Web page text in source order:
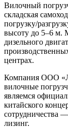
Вилочный
складская
погрузку/
высоту до 5–6 м.
дизельного
центрах.
Компания ООО
вилочные
являемся
китайского
сотрудничества
лизинг.